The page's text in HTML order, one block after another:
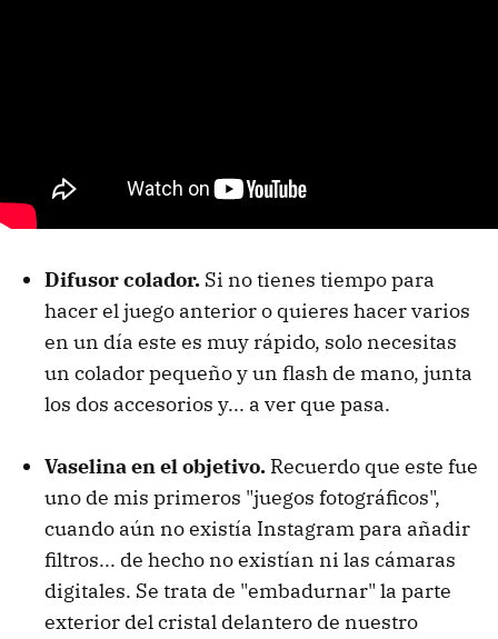
Difusor colador. Si no tienes tiempo para
hacer el juego anterior o quieres hacer varios
en un día este es muy rápido, solo necesitas
un colador pequeño y un flash de mano, junta
los dos accesorios y... a ver que pasa.
Vaselina en el objetivo. Recuerdo que este fue
uno de mis primeros "juegos fotográficos",
cuando aún no existía Instagram para añadir
filtros... de hecho no existían ni las cámaras
digitales. Se trata de "embadurnar" la parte
exterior del cristal delantero de nuestro